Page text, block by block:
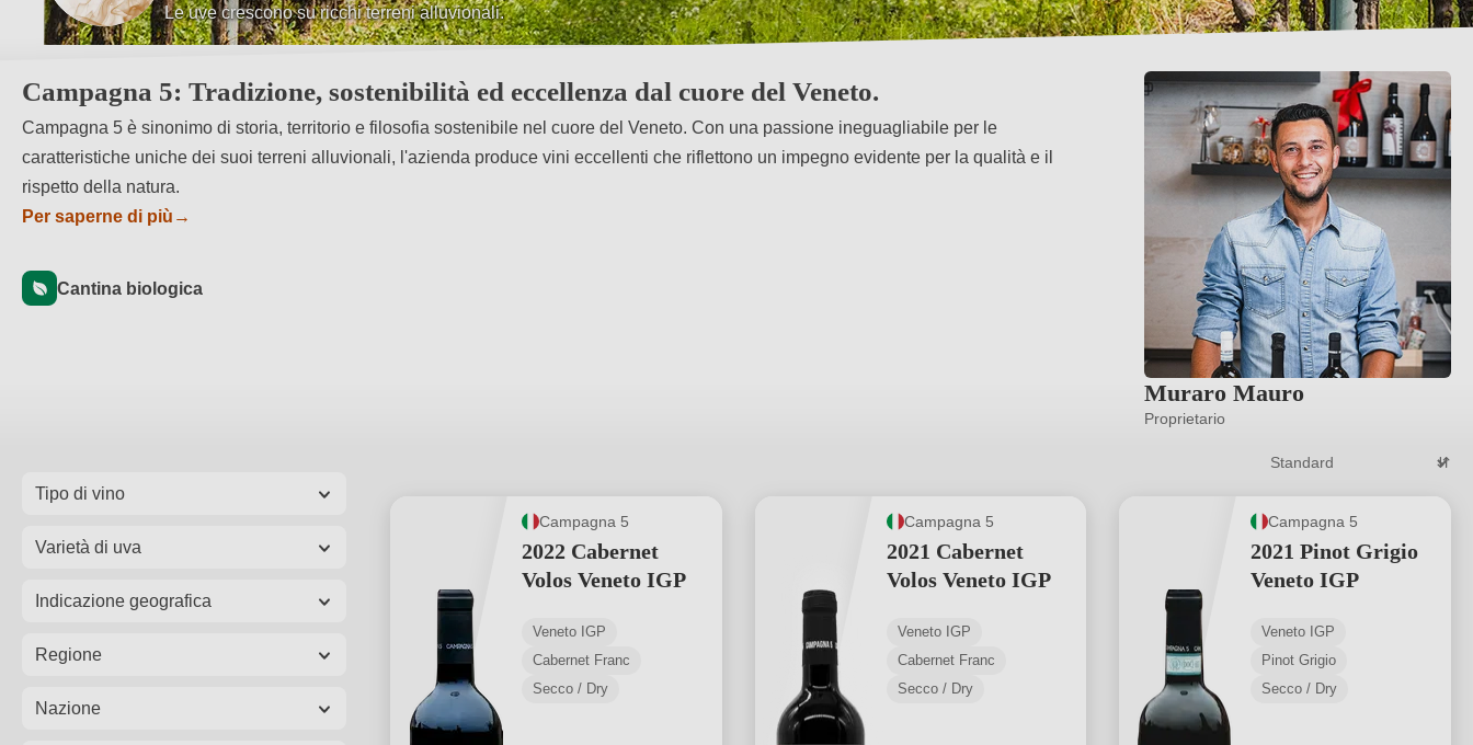
Le uve crescono su ricchi terreni alluvionali.
Tradizione familiare da quattro generazioni.
Campagna 5: Tradizione, sostenibilità ed eccellenza dal cuore del Veneto.
Campagna 5 è sinonimo di storia, territorio e filosofia sostenibile nel cuore del Veneto. Con una passione ineguagliabile per le
caratteristiche uniche dei suoi terreni alluvionali, l'azienda produce vini eccellenti che riflettono un impegno evidente per la qualità e il
rispetto della natura.
Per saperne di più →
Cantina biologica
Muraro Mauro
Proprietario
Tipo di vino
Varietà di uva
Indicazione geografica
Regione
Nazione
Campagna 5
2022 Cabernet
Volos Veneto IGP
Veneto IGP
Cabernet Franc
Secco / Dry
Campagna 5
2021 Cabernet
Volos Veneto IGP
Veneto IGP
Cabernet Franc
Secco / Dry
Campagna 5
2021 Pinot Grigio
Veneto IGP
Veneto IGP
Pinot Grigio
Secco / Dry